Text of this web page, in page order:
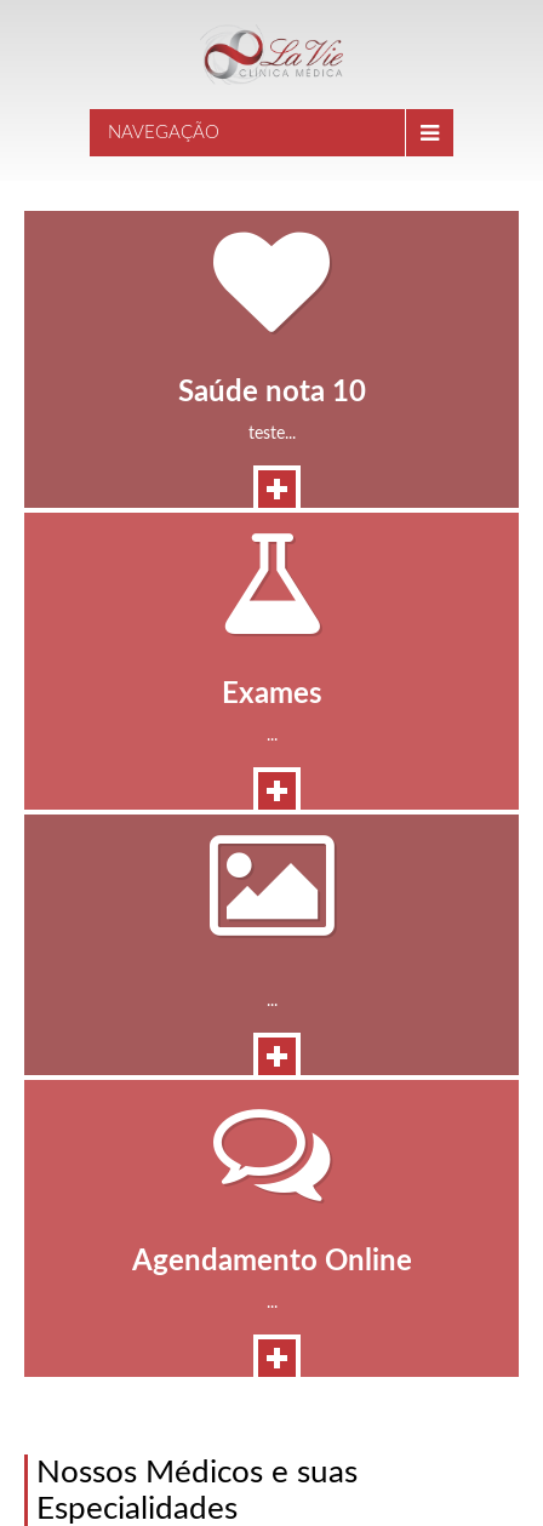
NAVEGAÇÃO
Saúde nota 10
teste...
Exames
...
...
Agendamento Online
...
Nossos Médicos e suas
Especialidades